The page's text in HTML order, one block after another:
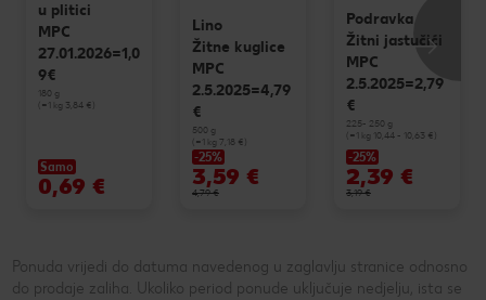
u plitici
MPC
27.01.2026=1,0
9€
180 g
(=1 kg 3,84 €)
Samo
0,69 €
Lino
Žitne kuglice
MPC
2.5.2025=4,79
€
500 g
(=1 kg 7,18 €)
-25%
3,59 €
4,79 €
Podravka
Žitni jastučići
MPC
2.5.2025=2,79
€
225- 250 g
(=1 kg 10,44 - 10,63 €)
-25%
2,39 €
3,19 €
Ponuda vrijedi do datuma navedenog u zaglavlju stranice odnosno
do prodaje zaliha. Ukoliko period ponude uključuje nedjelju, ista se